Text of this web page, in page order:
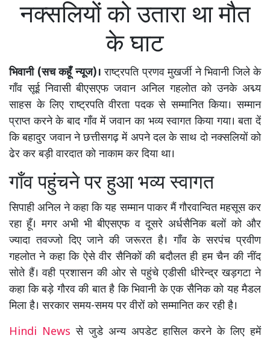
नक्सलियों को उतारा था मौत
के घाट
भिवानी (सच कहूँ न्यूज)। राष्ट्रपति प्रणव मुखर्जी ने भिवानी जिले के
गाँव सूई निवासी बीएसएफ जवान अनिल गहलोत को उनके अद्म्य
साहस के लिए राष्ट्रपति वीरता पदक से सम्मानित किया। सम्मान
प्राप्त करने के बाद गाँव में जवान का भव्य स्वागत किया गया। बता दें
कि बहादुर जवान ने छत्तीसगढ़ में अपने दल के साथ दो नक्सलियों को
ढेर कर बड़ी वारदात को नाकाम कर दिया था।
गाँव पहुंचने पर हुआ भव्य स्वागत
सिपाही अनिल ने कहा कि यह सम्मान पाकर मैं गौरवान्वित महसूस कर
रहा हूँ। मगर अभी भी बीएसएफ व दूसरे अर्धसैनिक बलों को और
ज्यादा तवज्जो दिए जाने की जरूरत है। गाँव के सरपंच प्रवीण
गहलोत ने कहा कि ऐसे वीर सैनिकों की बदौलत ही हम चैन की नींद
सोते हैं। वही प्रशासन की ओर से पहुंचे एडीसी धीरेन्द्र खड़गटा ने
कहा कि बड़े गौरव की बात है कि भिवानी के एक सैनिक को यह मैडल
मिला है। सरकार समय-समय पर वीरों को सम्मानित कर रही है।
Hindi Newsसे जुडे अन्य अपडेट हासिल करने के लिए हमें